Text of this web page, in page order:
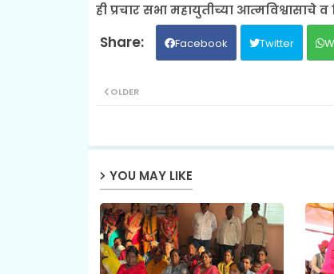
ही प्रचार सभा महायुतीच्या
Facebook Twitter
OLDER
YOU MAY LIKE